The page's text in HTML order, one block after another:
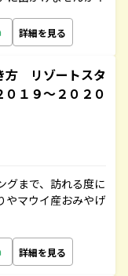
詳細を見る
方 リゾートスタ
１９～２０２０
グまで、訪れる度に
やマウイ産おみやげ
詳細を見る